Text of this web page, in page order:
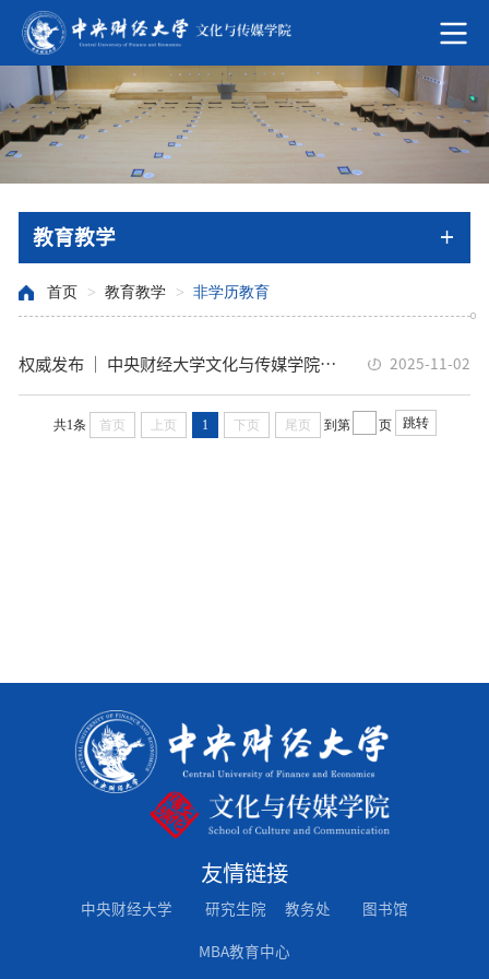
教育教学
首页 > 教育教学 > 非学历教育
2025-11-02
权威发布 ｜ 中央财经大学文化与传媒学院联合乌兰察布开放大学举办中国语言文学在职高级研修班2025年招生简章
共1条 首页 上页 1 下页 尾页 到第 页 跳转
友情链接
中央财经大学 研究生院 教务处 图书馆
MBA教育中心